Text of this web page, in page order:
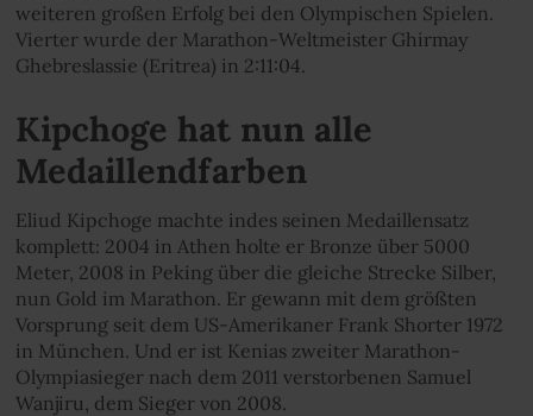
weiteren großen Erfolg bei den Olympischen Spielen.
Vierter wurde der Marathon-Weltmeister Ghirmay
Ghebreslassie (Eritrea) in 2:11:04.
Kipchoge hat nun alle
Medaillendfarben
Eliud Kipchoge machte indes seinen Medaillensatz
komplett: 2004 in Athen holte er Bronze über 5000
Meter, 2008 in Peking über die gleiche Strecke Silber,
nun Gold im Marathon. Er gewann mit dem größten
Vorsprung seit dem US-Amerikaner Frank Shorter 1972
in München. Und er ist Kenias zweiter Marathon-
Olympiasieger nach dem 2011 verstorbenen Samuel
Wanjiru, dem Sieger von 2008.